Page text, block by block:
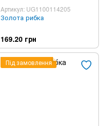
Артикул: UG1100114205
Золота рибка
169.20 грн
Під замовлення